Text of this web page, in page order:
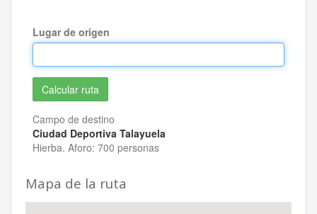
Lugar de origen
Campo de destino
Ciudad Deportiva Talayuela
Hierba. Aforo: 700 personas
Mapa de la ruta